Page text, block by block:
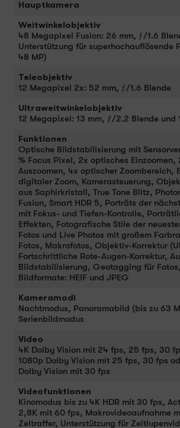
Hauptkamera
Weitwinkelobjektiv
48 Megapixel Fusion: 26 mm, ƒ/1.6
Unterstützung für superhochauflösende
48 MP)
Teleobjektiv
12 Megapixel 2x: 52 mm, ƒ/1.6 Blende
Ultraweitwinkelobjektiv
12 Megapixel: 13 mm, ƒ/2.2 Blende und
Funktionen
Optische Bildstabilisierung mit
% Focus Pixel, 2x optisches Einzoomen,
Auszoomen, 4x optischer Zoombereich,
digitaler Zoom, Kamerasteuerung,
aus Saphirkristall, True Tone Blitz,
Fusion, Smart HDR 5, Porträts der
mit Fokus- und Tiefen-Kontrolle,
Effekten, Fotografische Stile der
Fotos und Live Photos mit großem
Fotos, Makrofotos, Objektiv-Korrektur
Fortschrittliche Rote-Augen-Korrektur,
Bildstabilisierung, Geotagging für
Bildformate: HEIF und JPEG
Kameramodi
Nachtmodus, Panoramabild (bis zu 63
Serienbildmodus
Video
4K Dolby Vision mit 24 fps, 25 fps, 30
1080p Dolby Vision mit 25 fps, 30 fps
Dolby Vision mit 30 fps
Videofunktionen
Kinomodus bis zu 4K HDR mit 30 fps,
2,8K mit 60 fps, Makrovideoaufnahme
Zeitraffer, Unterstützung für